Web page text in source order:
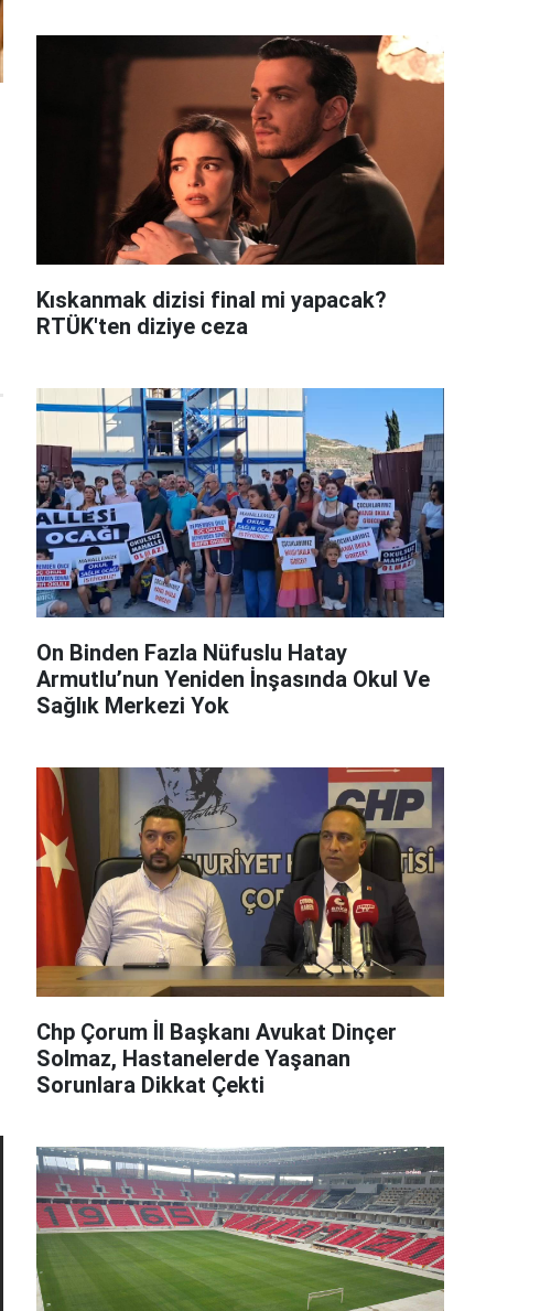
Kıskanmak dizisi final mi yapacak?
RTÜK'ten diziye ceza
On Binden Fazla Nüfuslu Hatay
Armutlu’nun Yeniden İnşasında Okul Ve
Sağlık Merkezi Yok
Chp Çorum İl Başkanı Avukat Dinçer
Solmaz, Hastanelerde Yaşanan
Sorunlara Dikkat Çekti